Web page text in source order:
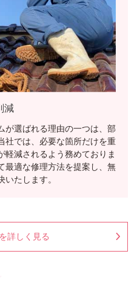
減
が選ばれる理由の一つは、部
社では、必要な箇所だけを重
軽減されるよう務めておりま
最適な修理方法を提案し、無
たします。
詳しく見る